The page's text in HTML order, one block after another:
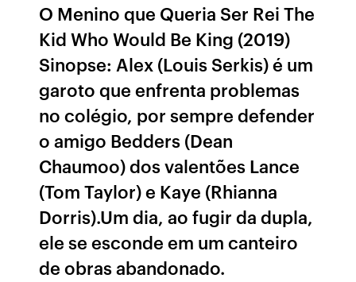
O Menino que Queria Ser Rei The
Kid Who Would Be King (2019)
Sinopse: Alex (Louis Serkis) é um
garoto que enfrenta problemas
no colégio, por sempre defender
o amigo Bedders (Dean
Chaumoo) dos valentões Lance
(Tom Taylor) e Kaye (Rhianna
Dorris).Um dia, ao fugir da dupla,
ele se esconde em um canteiro
de obras abandonado.